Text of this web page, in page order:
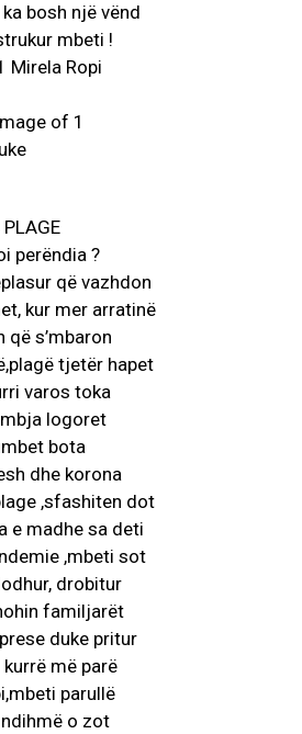
bosh një vënd
mbeti !
Mirela Ropi
perëndia ?
që vazhdon
kur mer arratinë
që s’mbaron
tjetër hapet
varos toka
logoret
bota
dhe korona
,sfashiten dot
e madhe sa deti
,mbeti sot
drobitur
familjarët
duke pritur
më parë
parullë
o zot